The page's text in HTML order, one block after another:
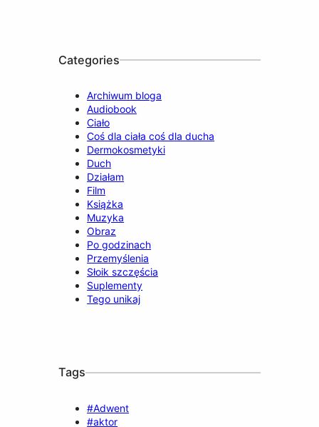
Categories
Archiwum bloga
Audiobook
Ciało
Coś dla ciała coś dla ducha
Dermokosmetyki
Duch
Działam
Film
Książka
Muzyka
Obraz
Po godzinach
Przemyślenia
Słoik szczęścia
Suplementy
Tego unikaj
Tags
#Adwent
#aktor